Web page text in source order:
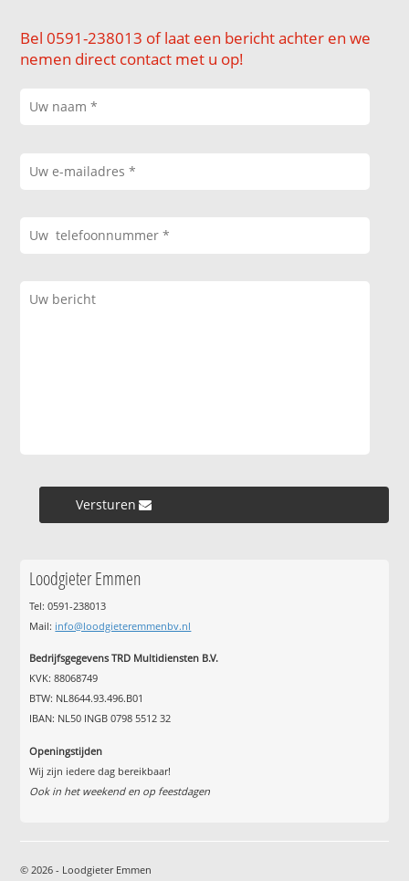
Bel 0591-238013 of laat een bericht achter en we
nemen direct contact met u op!
Versturen »
Loodgieter Emmen
Tel: 0591-238013
Mail: info@loodgieteremmenbv.nl
Bedrijfsgegevens TRD Multidiensten B.V.
KVK: 88068749
BTW: NL8644.93.496.B01
IBAN: NL50 INGB 0798 5512 32
Openingstijden
Wij zijn iedere dag bereikbaar!
Ook in het weekend en op feestdagen
© 2026 - Loodgieter Emmen